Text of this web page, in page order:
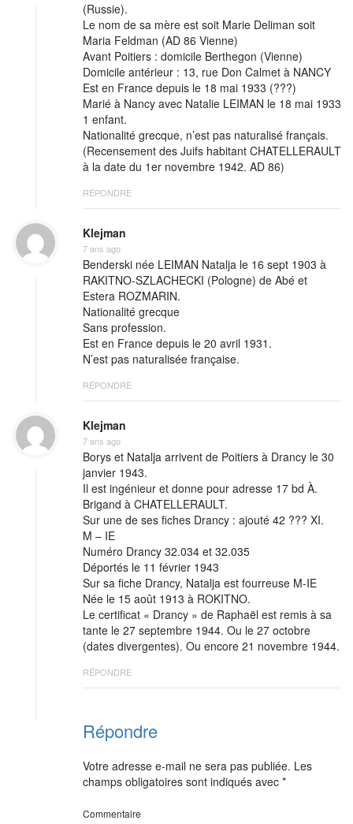
(Russie).
Le nom de sa mère est soit Marie Deliman soit
Maria Feldman (AD 86 Vienne)
Avant Poitiers : domicile Berthegon (Vienne)
Domicile antérieur : 13, rue Don Calmet à NANCY
Est en France depuis le 18 mai 1933 (???)
Marié à Nancy avec Natalie LEIMAN le 18 mai 1933
1 enfant.
Nationalité grecque, n’est pas naturalisé français.
(Recensement des Juifs habitant CHATELLERAULT
à la date du 1er novembre 1942. AD 86)
RÉPONDRE
Klejman
7 ans ago
Benderski née LEIMAN Natalja le 16 sept 1903 à
RAKITNO-SZLACHECKI (Pologne) de Abé et
Estera ROZMARIN.
Nationalité grecque
Sans profession.
Est en France depuis le 20 avril 1931.
N’est pas naturalisée française.
RÉPONDRE
Klejman
7 ans ago
Borys et Natalja arrivent de Poitiers à Drancy le 30
janvier 1943.
Il est ingénieur et donne pour adresse 17 bd À.
Brigand à CHATELLERAULT.
Sur une de ses fiches Drancy : ajouté 42 ??? XI.
M – IE
Numéro Drancy 32.034 et 32.035
Déportés le 11 février 1943
Sur sa fiche Drancy, Natalja est fourreuse M-IE
Née le 15 août 1913 à ROKITNO.
Le certificat « Drancy » de Raphaël est remis à sa
tante le 27 septembre 1944. Ou le 27 octobre
(dates divergentes). Ou encore 21 novembre 1944.
RÉPONDRE
Répondre
Votre adresse e-mail ne sera pas publiée. Les
champs obligatoires sont indiqués avec *
Commentaire